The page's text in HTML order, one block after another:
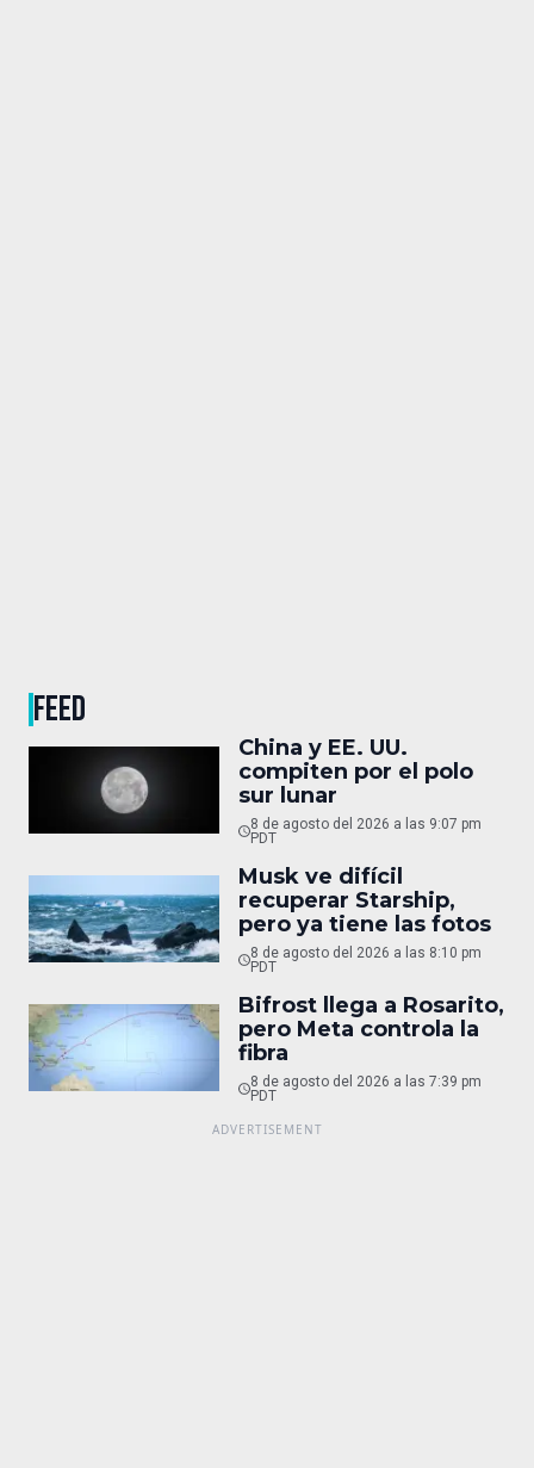
FEED
China y EE. UU.
compiten por el polo
sur lunar
8 de agosto del 2026 a las 9:07 pm
PDT
Musk ve difícil
recuperar Starship,
pero ya tiene las fotos
8 de agosto del 2026 a las 8:10 pm
PDT
Bifrost llega a Rosarito,
pero Meta controla la
fibra
8 de agosto del 2026 a las 7:39 pm
PDT